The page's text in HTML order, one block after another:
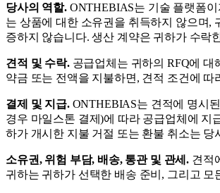
당사의 역할.ONTHEBIAS는 기술 플랫폼
는 상품에 대한 소유권을 취득하지 않으며,
증하지 않습니다. 생산 계약은 귀하가 수락
견적 및 수락.공급업체는 귀하의 RFQ에 대
약금 또는 전액을 지불하면, 견적 조건에
결제 및 지급.ONTHEBIAS는 견적에 명시
경우 마일스톤 결제)에 따라 공급업체에 지
하가 개시한 지불 거절 또는 환불 취소는
소유권, 위험 부담, 배송, 통관 및 관세. 견적
귀하는 귀하가 선택한 배송 준비, 그리고